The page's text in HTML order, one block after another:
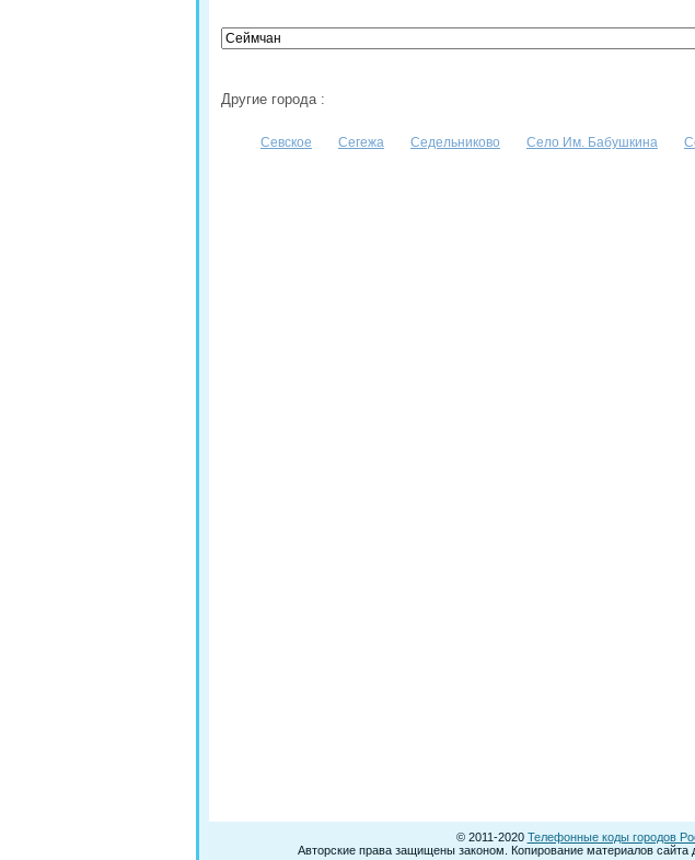
Другие города :
Севское Сегежа Седельниково Село Им. Бабушкина
© 2011-2020 Телефонные коды городов
Авторские права защищены законом. Копирование материалов сайта